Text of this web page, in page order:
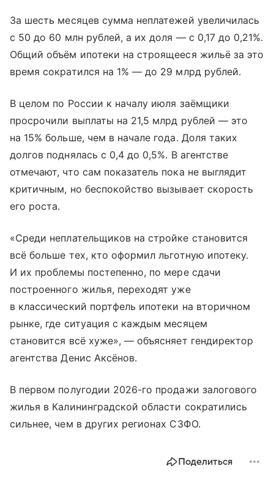
За шесть месяцев сумма неплатежей увеличилась
с 50 до 60 млн рублей, а их доля — с 0,17 до 0,21%.
Общий объём ипотеки на строящееся жильё за это
время сократился на 1% — до 29 млрд рублей.
В целом по России к началу июля заёмщики
просрочили выплаты на 21,5 млрд рублей — это
на 15% больше, чем в начале года. Доля таких
долгов поднялась с 0,4 до 0,5%. В агентстве
отмечают, что сам показатель пока не выглядит
критичным, но беспокойство вызывает скорость
его роста.
«Среди неплательщиков на стройке становится
всё больше тех, кто оформил льготную ипотеку.
И их проблемы постепенно, по мере сдачи
построенного жилья, переходят уже
в классический портфель ипотеки на вторичном
рынке, где ситуация с каждым месяцем
становится всё хуже», — объясняет гендиректор
агентства Денис Аксёнов.
В первом полугодии 2026-го продажи залогового
жилья в Калининградской области сократились
сильнее, чем в других регионах СЗФО.
Поделиться